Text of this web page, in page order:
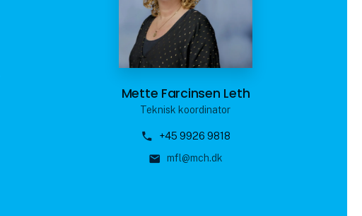
Mette Farcinsen Leth
Teknisk koordinator
phone +45 9926 9818
mail mfl@mch.dk